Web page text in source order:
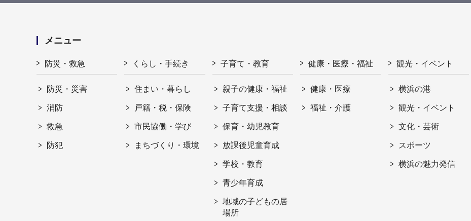
メニュー
防災・救急
防災・災害
消防
救急
防犯
くらし・手続き
住まい・暮らし
戸籍・税・保険
市民協働・学び
まちづくり・環境
子育て・教育
親子の健康・福祉
子育て支援・相談
保育・幼児教育
放課後児童育成
学校・教育
青少年育成
地域の子どもの居
場所
健康・医療・福祉
健康・医療
福祉・介護
観光・イベント
横浜の港
観光・イベント
文化・芸術
スポーツ
横浜の魅力発信